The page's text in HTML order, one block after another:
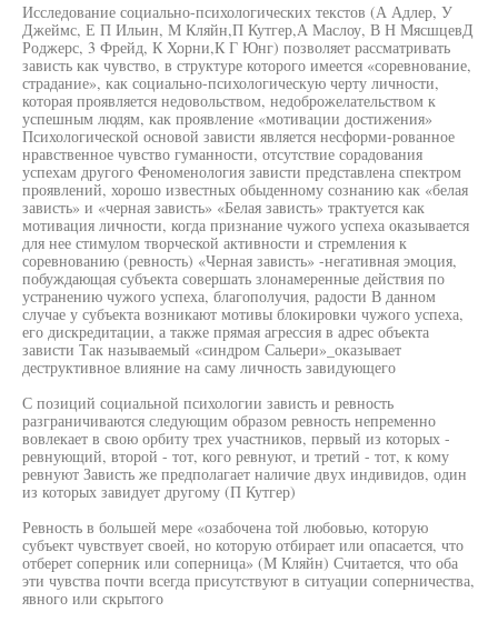
Исследование социально-психологических текстов (А Адлер, У
Джеймс, Е П Ильин, М Кляйн,П Кутгер,А Маслоу, В Н МясшцевД
Роджерс, 3 Фрейд, К Хорни,К Г Юнг) позволяет рассматривать
зависть как чувство, в структуре которого имеется «соревнование,
страдание», как социально-психологическую черту личности,
которая проявляется недовольством, недоброжелательством к
успешным людям, как проявление «мотивации достижения»
Психологической основой зависти является несформи-рованное
нравственное чувство гуманности, отсутствие сорадования
успехам другого Феноменология зависти представлена спектром
проявлений, хорошо известных обыденному сознанию как «белая
зависть» и «черная зависть» «Белая зависть» трактуется как
мотивация личности, когда признание чужого успеха оказывается
для нее стимулом творческой активности и стремления к
соревнованию (ревность) «Черная зависть» -негативная эмоция,
побуждающая субъекта совершать злонамеренные действия по
устранению чужого успеха, благополучия, радости В данном
случае у субъекта возникают мотивы блокировки чужого успеха,
его дискредитации, а также прямая агрессия в адрес объекта
зависти Так называемый «синдром Сальери»_оказывает
деструктивное влияние на саму личность завидующего
С позиций социальной психологии зависть и ревность
разграничиваются следующим образом ревность непременно
вовлекает в свою орбиту трех участников, первый из которых -
ревнующий, второй - тот, кого ревнуют, и третий - тот, к кому
ревнуют Зависть же предполагает наличие двух индивидов, один
из которых завидует другому (П Кутгер)
Ревность в большей мере «озабочена той любовью, которую
субъект чувствует своей, но которую отбирает или опасается, что
отберет соперник или соперница» (М Кляйн) Считается, что оба
эти чувства почти всегда присутствуют в ситуации соперничества,
явного или скрытого